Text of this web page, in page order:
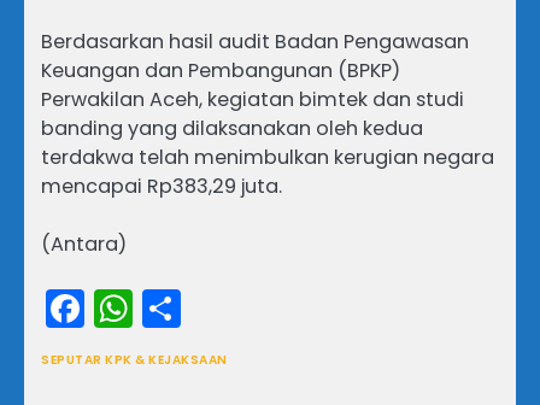
Berdasarkan hasil audit Badan Pengawasan
Keuangan dan Pembangunan (BPKP)
Perwakilan Aceh, kegiatan bimtek dan studi
banding yang dilaksanakan oleh kedua
terdakwa telah menimbulkan kerugian negara
mencapai Rp383,29 juta.
(Antara)
Facebook
WhatsApp
SEPUTAR KPK & KEJAKSAAN